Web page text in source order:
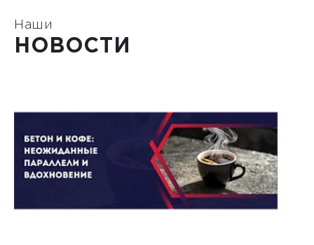
Наши
НОВОСТИ